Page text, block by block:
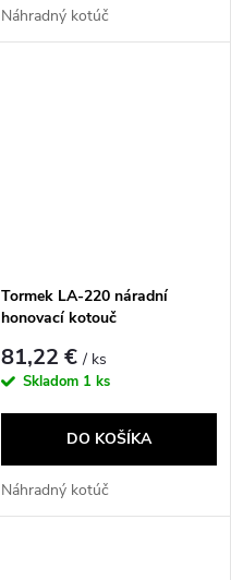
Náhradný kotúč
Tormek LA-220 náradní
honovací kotouč
81,22 €/ ks
Skladom 1 ks
DO KOŠÍKA
Náhradný kotúč